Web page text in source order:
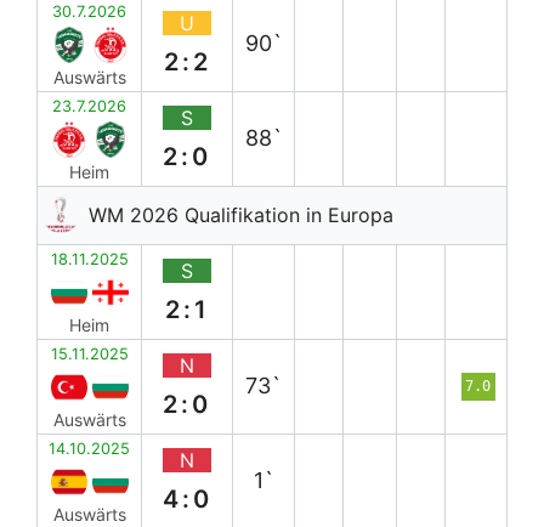
30.7.2026
Auswärts
U
2:2
90`
23.7.2026
Heim
S
2:0
88`
WM 2026 Qualifikation in Europa
18.11.2025
Heim
S
2:1
15.11.2025
Auswärts
N
2:0
73` 7.0
14.10.2025
Auswärts
N
4:0
1`